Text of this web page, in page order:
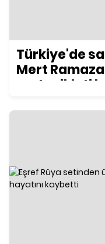
Türkiye'de
Mert
motosikleti